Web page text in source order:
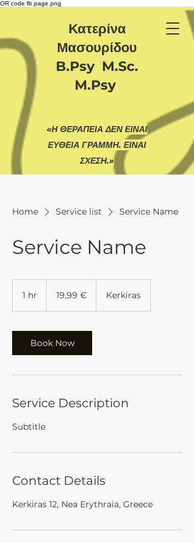
OR code fb page.png
Κατερίνα
Μασουρίδου
B.Psy M.Sc.
M.Psy
«Η ΘΕΡΑΠΕΙΑ ΔΕΝ ΕΙΝΑΙ
ΕΥΘΕΙΑ ΓΡΑΜΜΗ. ΕΙΝΑΙ
ΣΧΕΣΗ.»
Home Service list Service Name
Service Name
1 hr 19,99 € Kerkiras
Book Now
Service Description
Subtitle
Contact Details
Kerkiras 12, Nea Erythraia, Greece